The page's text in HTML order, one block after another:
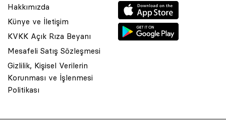
Hakkımızda
Künye ve İletişim
KVKK Açık Rıza Beyanı
Mesafeli Satış Sözleşmesi
Gizlilik, Kişisel Verilerin
Korunması ve İşlenmesi
Politikası